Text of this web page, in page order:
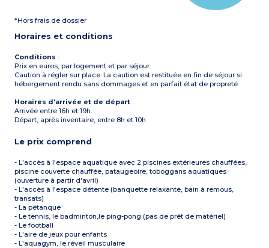
Terrasse partiellement
jardin (table et chaises),
(selon disponibilité)
*Hors frais de dossier
Horaires et conditions
Conditions :
Prix en euros, par logement et par séjour.
Caution à régler sur place. La caution est restituée en fin de séjour si
hébergement rendu sans dommages et en parfait état de propreté.
Horaires d'arrivée et de départ :
Arrivée entre 16h et 19h.
Départ, après inventaire, entre 8h et 10h
Le prix comprend
- L'accès à l'espace aquatique avec 2 piscines extérieures chauffées,
piscine couverte chauffée, pataugeoire, toboggans aquatiques
(ouverture à partir d'avril)
- L'accès à l'espace détente (banquette relaxante, bain à remous,
transats)
- La pétanque
- Le tennis, le badminton,le ping-pong (pas de prêt de matériel)
- Le football
- L'aire de jeux pour enfants
- L'aquagym, le réveil musculaire